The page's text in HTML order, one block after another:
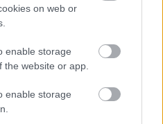
on web or
enable storage
the website or app.
enable storage
rossznak, de én még
kolbásszal, szalonnával,
ketten 12 tojásból
szál gyulaival,
reszelt sajttal és
délben jóllakottan
:)